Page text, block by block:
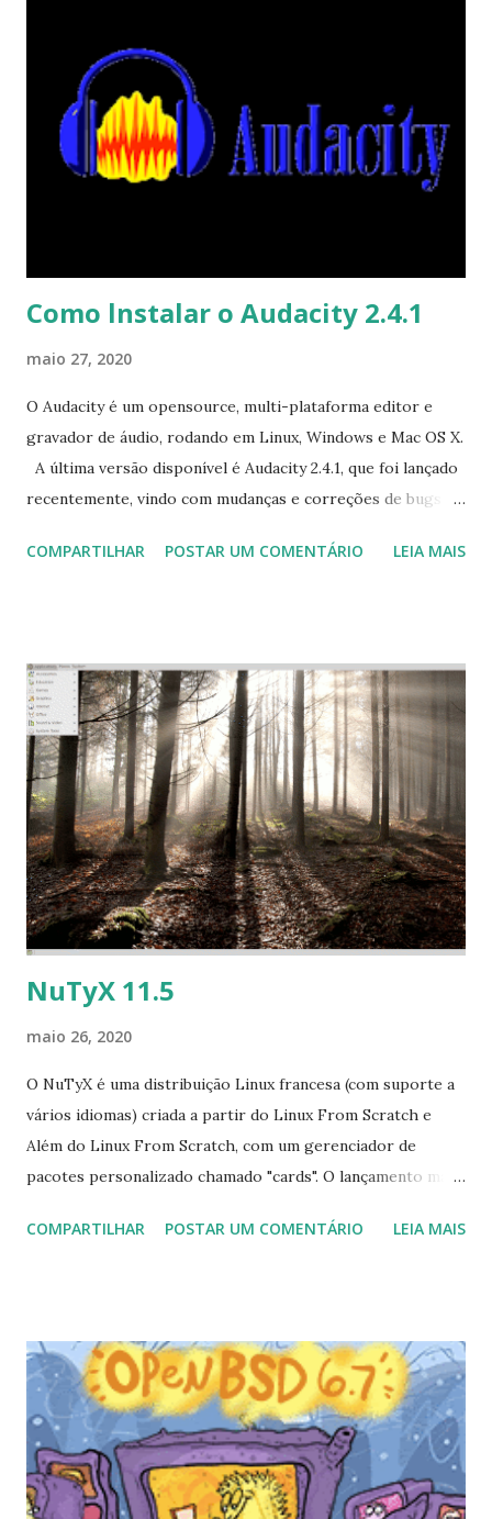
sistema. Como exemplo, a instalação de drivers
proprietários da NVIDIA agora é apenas um processo em
uma etapa, abaixo dos 8. Changelog: ressync com a árvore
de testes do Gentoo em 14.05.2020; kernel do Linux 5.6.13
protegido, como padrão (com o Wireguard ativado); kernel
Como lnstalar o Audacity 2.4.1
maio 27, 2020
O Audacity é um opensource, multi-plataforma editor e
gravador de áudio, rodando em Linux, Windows e Mac OS X.
A última versão disponível é Audacity 2.4.1, que foi lançado
recentemente, vindo com mudanças e correções de bugs
Ubuntu, Linux Mint, Elementary OS e derivados, execute:
COMPARTILHAR POSTAR UM COMENTÁRIO LEIA MAIS
NuTyX 11.5
maio 26, 2020
O NuTyX é uma distribuição Linux francesa (com suporte a
vários idiomas) criada a partir do Linux From Scratch e
Além do Linux From Scratch, com um gerenciador de
pacotes personalizado chamado "cards". O lançamento mais
várias atualizações de pacotes. "Estou muito satisfeito em
mais recente, o NuTyX básico vem com o Long-Term
Kernel do Support (LTS) 4.19.123 (4.9.224 para a versão de
32 bits) Para sistemas de 64 bits, a versão 5.6.13 do kernel
também está disponível.Os registros de alterações dos
kernels estão disponíveis aqui: kernel 4.19.123 kernel do
changlog 5.6.13 changelog A biblioteca GNU C, glibc, agora
COMPARTILHAR POSTAR UM COMENTÁRIO LEIA MAIS